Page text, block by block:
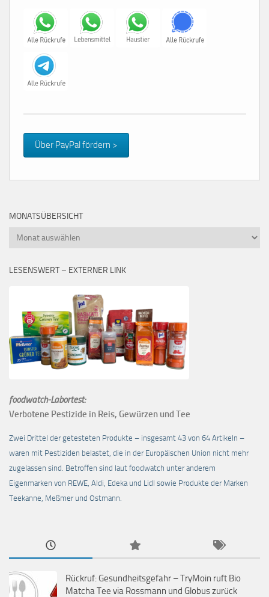
Über PayPal fördern >
MONATSÜBERSICHT
Monatsübersicht
LESENSWERT – EXTERNER LINK
foodwatch-Labortest:
Verbotene Pestizide in Reis, Gewürzen und Tee
Zwei Drittel der getesteten Produkte – insgesamt 43 von 64 Artikeln –
waren mit Pestiziden belastet, die in der Europäischen Union nicht mehr
zugelassen sind. Betroffen sind laut foodwatch unter anderem
Eigenmarken von REWE, Aldi, Edeka und Lidl sowie Produkte der Marken
Teekanne, Meßmer und Ostmann.
Rückruf: Gesundheitsgefahr – TryMoin ruft Bio
Matcha Tee via Rossmann und Globus zurück